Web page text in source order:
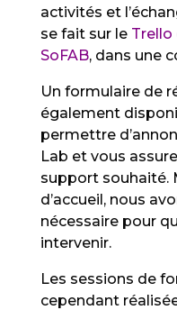
activités et
se fait sur le
SoFAB, dans une
Un formulaire de
également
permettre
Lab et vous
support souhaité.
d’accueil, nous
nécessaire pour
intervenir.
Les sessions de
cependant